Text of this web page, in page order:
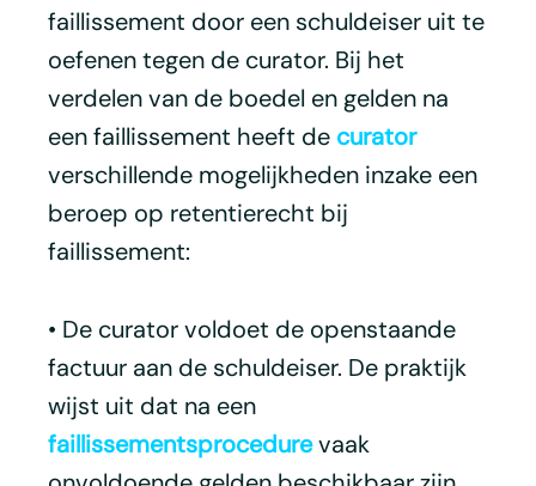
faillissement door een schuldeiser uit te
oefenen tegen de curator. Bij het
verdelen van de boedel en gelden na
een faillissement heeft de curator
verschillende mogelijkheden inzake een
beroep op retentierecht bij
faillissement:
• De curator voldoet de openstaande
factuur aan de schuldeiser. De praktijk
wijst uit dat na een
faillissementsprocedurevaak